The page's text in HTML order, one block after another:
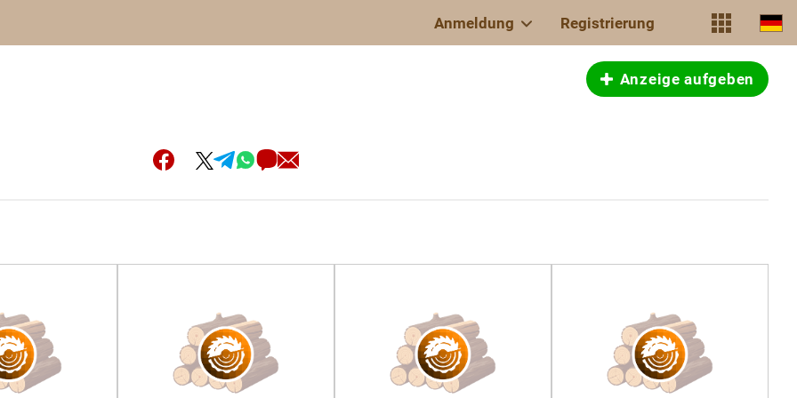
Anmeldung Registrierung
Anzeige aufgeben